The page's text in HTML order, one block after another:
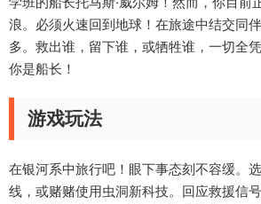
浪。必须火速回到地球！在旅途中结交同
多。救出谁，留下谁，或牺牲谁，一切全
你是船长！
游戏玩法
在银河系中旅行吧！眼下事态刻不容缓。
线，或赌赌使用虫洞新科技。回应救援信